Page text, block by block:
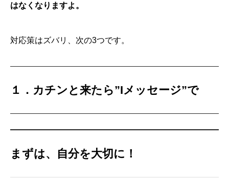
はなくなりますよ。
対応策はズバリ、次の3つです。
１．カチンと来たら”Iメッセージ”で
まずは、自分を大切に！